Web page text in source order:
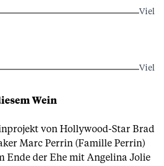
Viel
Viel
Wein
von Hollywood-Star Brad
Marc Perrin ( Famille Perrin)
Ende der Ehe mit Angelina Jolie